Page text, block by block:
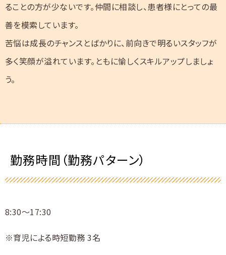
ることの方が少ないです。仲間に相談し、患者様にとっての最
善を模索しています。
苦悩は成長のチャンスとばかりに、前向きで明るいスタッフが
多く笑顔が溢れています。ともに愉しくスキルアップしましょ
う。
勤務時間（勤務パターン）
8:30～17:30
育児による時短勤務 3名